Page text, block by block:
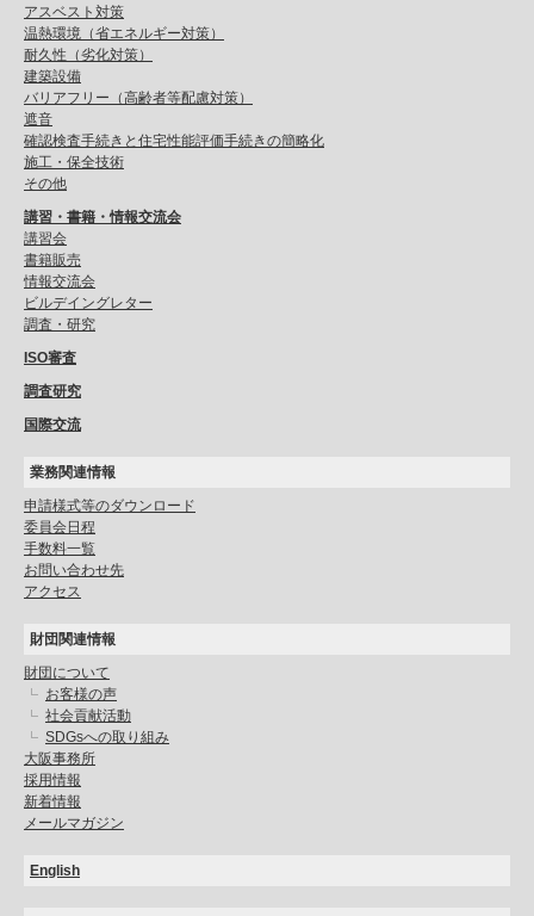
アスベスト対策
温熱環境（省エネルギー対策）
耐久性（劣化対策）
建築設備
バリアフリー（高齢者等配慮対策）
遮音
確認検査手続きと住宅性能評価手続きの簡略化
施工・保全技術
その他
講習・書籍・情報交流会
講習会
書籍販売
情報交流会
ビルデイングレター
調査・研究
ISO審査
調査研究
国際交流
業務関連情報
申請様式等のダウンロード
委員会日程
手数料一覧
お問い合わせ先
アクセス
財団関連情報
財団について
お客様の声
社会貢献活動
SDGsへの取り組み
大阪事務所
採用情報
新着情報
メールマガジン
English